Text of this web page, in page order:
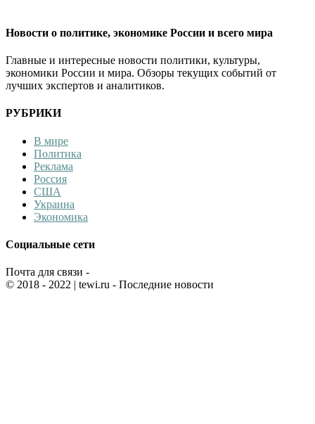
Новости о политике, экономике России и всего мира
Главные и интересные новости политики, культуры,
экономики России и мира. Обзоры текущих событий от
лучших экспертов и аналитиков.
РУБРИКИ
В мире
Политика
Реклама
Россия
США
Украина
Экономика
Социальные сети
Почта для связи -
© 2018 - 2022 | tewi.ru - Последние новости